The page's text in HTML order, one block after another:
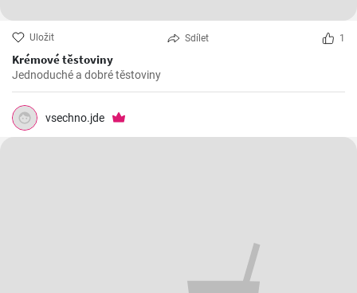
Uložit Sdílet 1
Krémové těstoviny
Jednoduché a dobré těstoviny
vsechno.jde